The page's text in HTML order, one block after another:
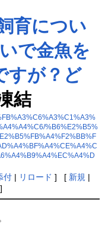
育につい
で金魚を
すが？ど
結
%B6%E2%B5%
付| リロード ] [ 新規 |
]